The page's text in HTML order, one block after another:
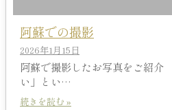
阿蘇での撮影
2026年1月15日
阿蘇で撮影したお写真をご紹介
い」とい…
続きを読む »